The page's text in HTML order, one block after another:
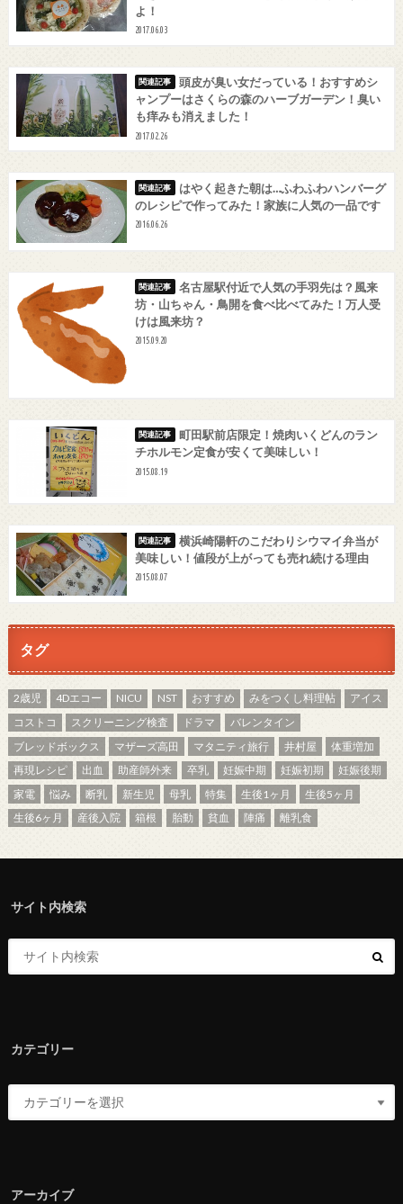
よ！
2017.06.03
頭皮が臭い女だっている！おすすめシ
ャンプーはさくらの森のハーブガーデン！臭い
も痒みも消えました！
2017.02.26
はやく起きた朝は…ふわふわハンバーグ
のレシピで作ってみた！家族に人気の一品です
2016.06.26
名古屋駅付近で人気の手羽先は？風来
坊・山ちゃん・鳥開を食べ比べてみた！万人受
けは風来坊？
2015.09.20
町田駅前店限定！焼肉いくどんのラン
チホルモン定食が安くて美味しい！
2015.08.19
横浜崎陽軒のこだわりシウマイ弁当が
美味しい！値段が上がっても売れ続ける理由
2015.08.07
タグ
2歳児 4Dエコー NICU NST おすすめ みをつくし料理帖
アイス
コストコ
スクリーニング検査 ドラマ
バレンタイン
ブレッドボックス
マザーズ高田 マタニティ旅行 井村屋
体重増加
再現レシピ
出血 助産師外来 卒乳 妊娠中期 妊娠初期
妊娠後期
家電
悩み 断乳 新生児 母乳 特集 生後1ヶ月
生後5ヶ月
生後6ヶ月
産後入院 箱根 胎動 貧血 陣痛 離乳食
サイト内検索
カテゴリー
アーカイブ